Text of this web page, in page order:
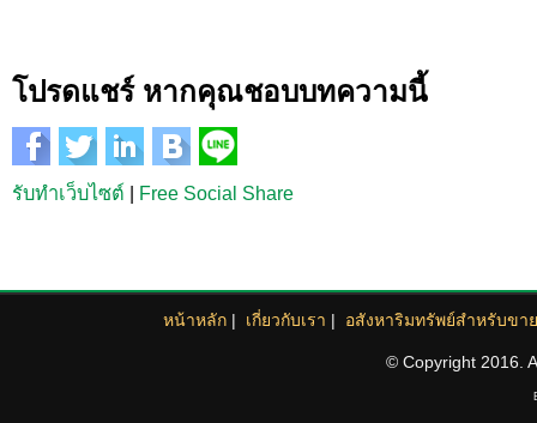
โปรดแชร์ หากคุณชอบบทความนี้
รับทำเว็บไซต์ | Free Social Share
หน้าหลัก| เกี่ยวกับเรา | อสังหาริมทรัพย์สำหรับขาย
© Copyright 2016.